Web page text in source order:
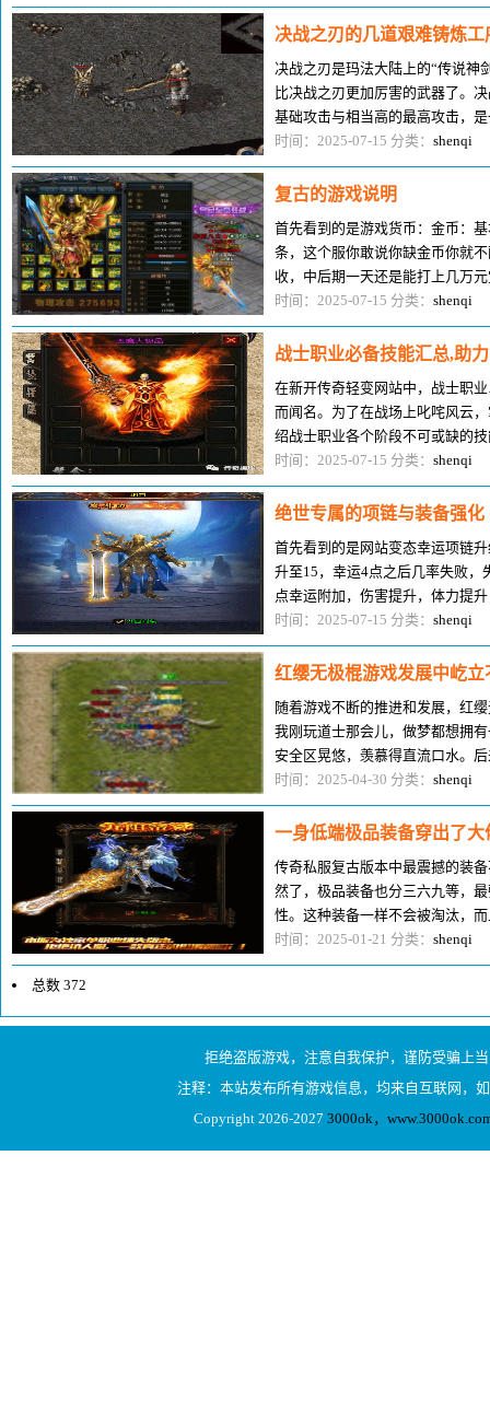
决战之刃的几道艰难铸炼工
决战之刃是玛法大陆上的“传说神
比决战之刃更加厉害的武器了。
基础攻击与相当高的最高攻击，
玩家想要获得如此辉耀的一把武
时间：2025-07-15 分类： shenqi
复古的游戏说明
首先看到的是游戏货币：金币：
条，这个服你敢说你缺金币你就
收，中后期一天还是能打上几万
宝。声望：雇佣兵需要的东西，
时间：2025-07-15 分类： shenqi
战士职业必备技能汇总,助
在新开传奇轻变网站中，战士职
而闻名。为了在战场上叱咤风云
绍战士职业各个阶段不可或缺的
向披靡。前期技能(1-20级)刺杀：
时间：2025-07-15 分类： shenqi
绝世专属的项链与装备强化
首先看到的是网站变态幸运项链
升至15，幸运4点之后几率失败，
点幸运附加，伤害提升，体力提
升级需要：200000元宝。切换至转
时间：2025-07-15 分类： shenqi
红缨无极棍游戏发展中屹立
随着游戏不断的推进和发展，红
我刚玩道士那会儿，做梦都想拥
安全区晃悠，羡慕得直流口水。
第一根红缨无极棍，那感觉，比过
时间：2025-04-30 分类： shenqi
一身低端极品装备穿出了大
传奇私服复古版本中最震撼的装
然了，极品装备也分三六九等，
性。这种装备一样不会被淘汰，
点最高的极品装备也就加了2点，
时间：2025-01-21 分类： shenqi
总数 372
1
拒绝盗版游戏，注意自我保护，谨防受骗上
注释：本站发布所有游戏信息，均来自互联网，
Copyright 2026-2027 3000ok，